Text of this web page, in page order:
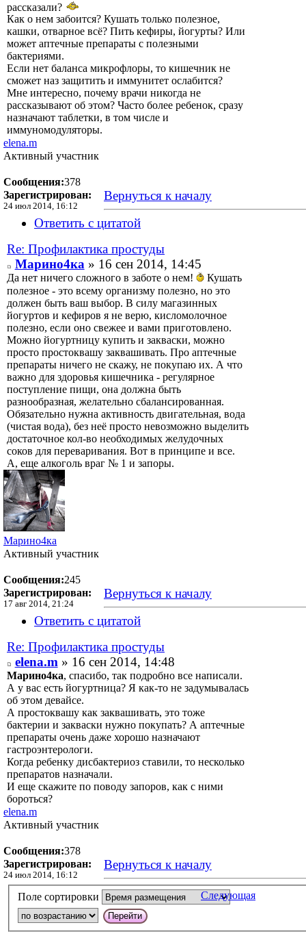
рассказали?
Как о нем забоится? Кушать только полезное,
кашки, отварное всё? Пить кефиры, йогурты? Или
может аптечные препараты с полезными
бактериями.
Если нет баланса микрофлоры, то кишечник не
сможет наз защитить и иммунитет ослабится?
Мне интересно, почему врачи никогда не
рассказывают об этом? Часто более ребенок, сразу
назначают таблетки, в том числе и
иммуномодуляторы.
elena.m
Активный участник
Сообщения:378
Зарегистрирован:
24 июл 2014, 16:12
Вернуться к началу
Ответить с цитатой
Re: Профилактика простуды
Марино4ка» 16 сен 2014, 14:45
Да нет ничего сложного в заботе о нем!
Кушать
полезное - это всему организму полезно, но это
должен быть ваш выбор. В силу магазинных
йогуртов и кефиров я не верю, кисломолочное
полезно, если оно свежее и вами приготовлено.
Можно йогуртницу купить и закваски, можно
просто простоквашу заквашивать. Про аптечные
препараты ничего не скажу, не покупаю их. А что
важно для здоровья кишечника - регулярное
поступление пищи, она должна быть
разнообразная, желательно сбалансированная.
Обязательно нужна активность двигательная, вода
(чистая вода), без неё просто невозможно выделить
достаточное кол-во необходимых желудочных
соков для переваривания. Вот в принципе и все.
А, еще алкоголь враг № 1 и запоры.
Марино4ка
Активный участник
Сообщения:245
Зарегистрирован:
17 авг 2014, 21:24
Вернуться к началу
Ответить с цитатой
Re: Профилактика простуды
elena.m » 16 сен 2014, 14:48
Марино4ка, спасибо, так подробно все написали.
А у вас есть йогуртница? Я как-то не задумывалась
об этом девайсе.
А простоквашу как заквашивать, это тоже
бактерии и закваски нужно покупать? А аптечные
препараты очень даже хорошо назначают
гастроэнтерологи.
Когда ребенку дисбактериоз ставили, то несколько
препаратов назначали.
И еще скажите по поводу запоров, как с ними
бороться?
elena.m
Активный участник
Сообщения:378
Зарегистрирован:
24 июл 2014, 16:12
Вернуться к началу
Следующая
Поле сортировки